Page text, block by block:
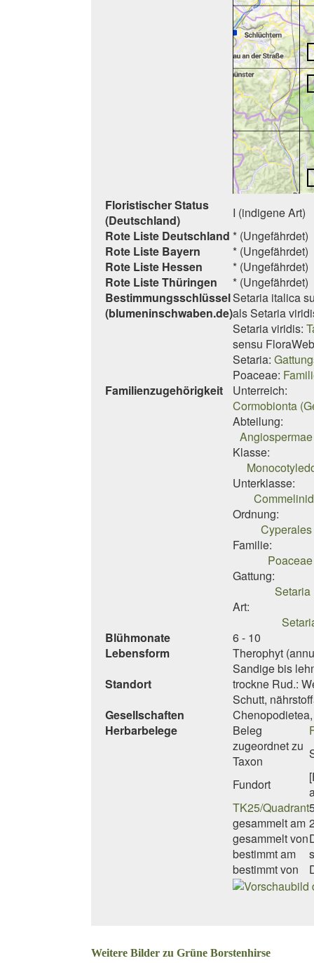
Floristischer Status
(Deutschland)
I (indigene Art)
Rote Liste Deutschland * (Ungefährdet)
Rote Liste Bayern
* (Ungefährdet)
Rote Liste Hessen
* (Ungefährdet)
Rote Liste Thüringen
* (Ungefährdet)
Bestimmungsschlüssel
(blumeninschwaben.de)
Setaria italica
alsSetaria
Setaria viridis:
sensu
Setaria:
Poaceae:
Familienzugehörigkeit
Unterreich:
Cormobionta
Abteilung:
Klasse:
Unterklasse:
Ordnung:
Familie:
Gattung:
Setaria
Art:
Blühmonate
6 - 10
Lebensform
Therophyt
Standort
Sandige bis
trockne Rud.:
Schutt,
Gesellschaften
Herbarbelege
Beleg
zugeordnet zu
Taxon
Fundort
TK25/Quadrant
gesammelt am
gesammelt von
bestimmt am
bestimmt von
Weitere Bilder zu Grüne Borstenhirse